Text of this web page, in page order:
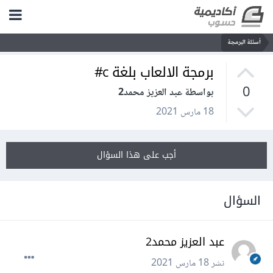
أسئلة البرمجة
0
برمجة الالعاب بلغة c#
بواسطة عبد العزيز محمد2
18 مارس 2021
أجب على هذا السؤال
السؤال
عبد العزيز محمد2
نشر18 مارس 2021